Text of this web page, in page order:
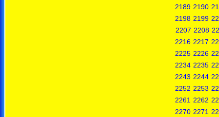
2189 2190
2198 2199
2207 2208
2216 2217
2225 2226
2234 2235
2243 2244
2252 2253
2261 2262
2270 2271